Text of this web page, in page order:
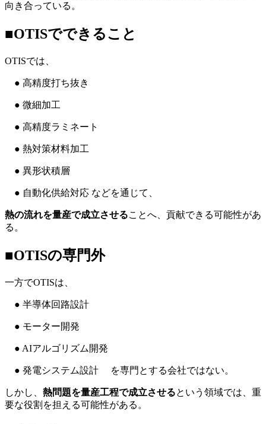
向き合っている。
■OTISでできること
OTISでは、
● 高精度打ち抜き
● 微細加工
● 高精度ラミネート
● 熱対策材料加工
● 異形状積層
● 自動化供給対応 などを通じて、
熱の流れを量産で成立させることへ、貢献できる可能性があ
る。
■OTISの専門外
一方でOTISは、
● 半導体回路設計
● モーター開発
● AIアルゴリズム開発
● 発電システム設計 を専門とする会社ではない。
しかし、 熱問題を量産工程で成立させるという領域では、重
要な役割を担える可能性がある。